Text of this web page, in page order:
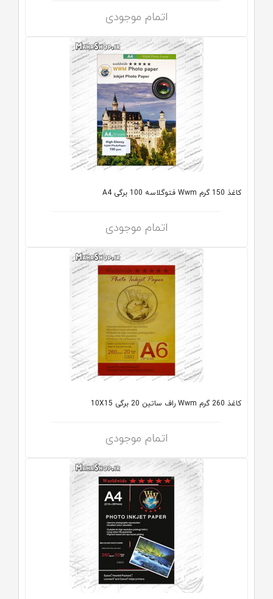
اتمام موجودی
کاغذ 150 گرم Wwm فتوگلاسه 100 برگی A4
اتمام موجودی
کاغذ 260 گرم Wwm راف ساتین 20 برگی 10X15
اتمام موجودی